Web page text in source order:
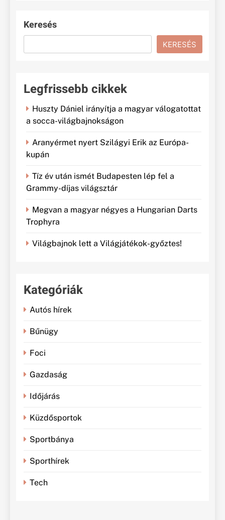
Keresés
KERESÉS
Legfrissebb cikkek
Huszty Dániel irányítja a magyar válogatottat
a socca-világbajnokságon
Aranyérmet nyert Szilágyi Erik az Európa-
kupán
Tíz év után ismét Budapesten lép fel a
Grammy-díjas világsztár
Megvan a magyar négyes a Hungarian Darts
Trophyra
Világbajnok lett a Világjátékok-győztes!
Kategóriák
Autós hírek
Bűnügy
Foci
Gazdaság
Időjárás
Küzdősportok
Sportbánya
Sporthírek
Tech